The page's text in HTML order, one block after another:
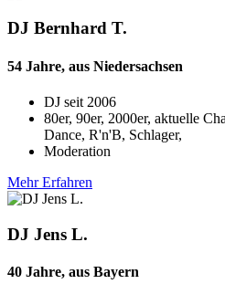
DJ Bernhard T.
54 Jahre, aus Niedersachsen
DJ seit 2006
80er, 90er, 2000er, aktuelle
Dance, R'n'B, Schlager,
Moderation
Mehr Erfahren
DJ Jens L.
40 Jahre, aus Bayern